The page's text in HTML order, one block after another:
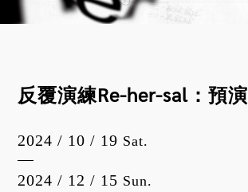
反覆演練Re-her-sal：預演
2024 / 10 / 19 Sat.
2024 / 12 / 15 Sun.